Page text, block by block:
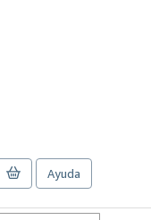
Ayuda